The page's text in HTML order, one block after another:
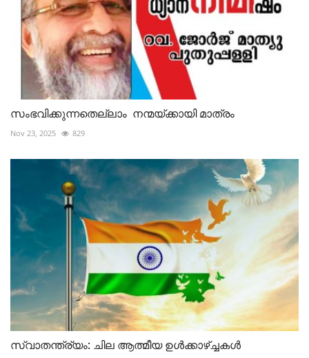
സംഭവിക്കുന്നതെല്ലാം നന്മയ്ക്കായി മാത്രം
Nov 23, 2025 829
സ്വാതന്ത്ര്യം: ചില ആത്മീയ ഉൾക്കാഴ്ച്ചകൾ